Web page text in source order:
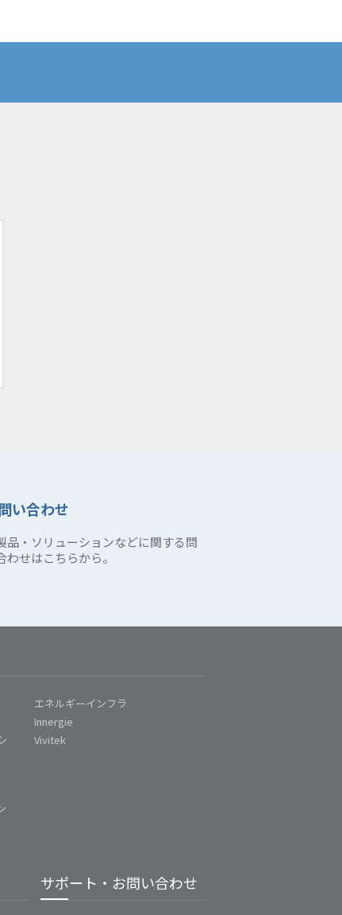
い合わせ
品・ソリューションなどに関する問
わせはこちらから。
エネルギーインフラ
Innergie
Vivitek
サポート・お問い合わせ